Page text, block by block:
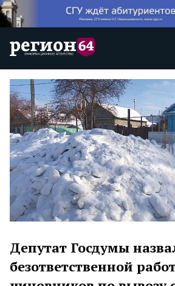
Депутат Госдумы
безответственной